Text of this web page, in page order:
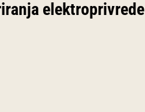
elektroprivrede